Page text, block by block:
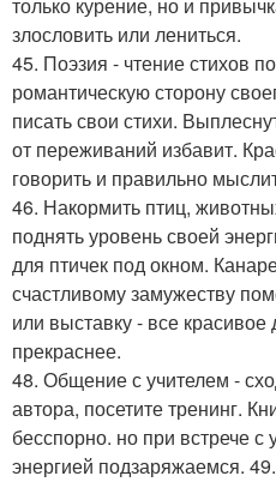
только курение, но и
злословить или лениться.
45. Поэзия - чтение стихов
романтическую сторону
писать свои стихи.
от переживаний избавит.
говорить и правильно
46. Накормить птиц,
поднять уровень своей
для птичек под окном.
счастливому замужеству
или выставку - все
прекраснее.
48. Общение с учителем -
автора, посетите тренинг.
бесспорно. но при встрече
энергией подзаряжаемся.